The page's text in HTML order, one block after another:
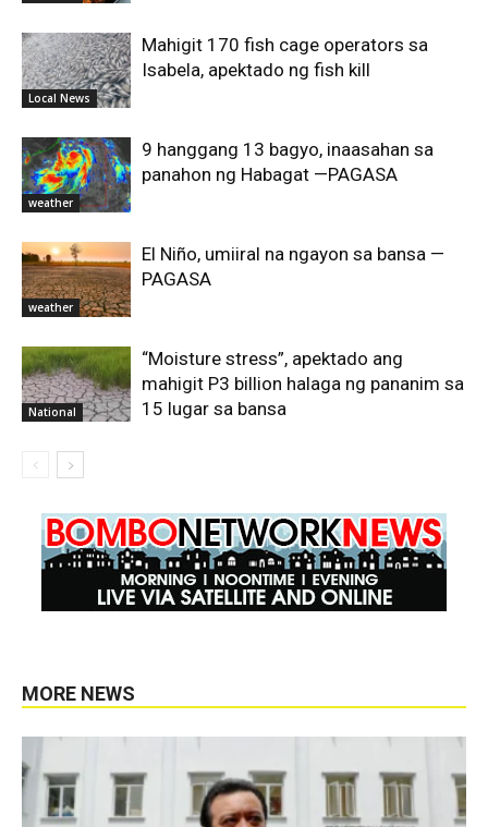
Local News
Mahigit 170 fish cage operators sa
Isabela, apektado ng fish kill
weather
9 hanggang 13 bagyo, inaasahan sa
panahon ng Habagat —PAGASA
weather
El Niño, umiiral na ngayon sa bansa —
PAGASA
National
“Moisture stress”, apektado ang
mahigit P3 billion halaga ng pananim sa
15 lugar sa bansa
MORE NEWS